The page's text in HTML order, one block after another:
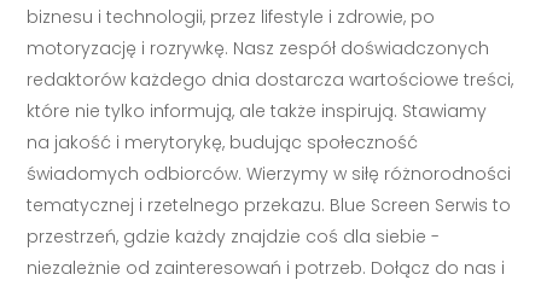
biznesu i technologii, przez lifestyle i zdrowie, po
motoryzację i rozrywkę. Nasz zespół doświadczonych
redaktorów każdego dnia dostarcza wartościowe treści,
które nie tylko informują, ale także inspirują. Stawiamy
na jakość i merytorykę, budując społeczność
świadomych odbiorców. Wierzymy w siłę różnorodności
tematycznej i rzetelnego przekazu. Blue Screen Serwis to
przestrzeń, gdzie każdy znajdzie coś dla siebie -
niezależnie od zainteresowań i potrzeb. Dołącz do nas i